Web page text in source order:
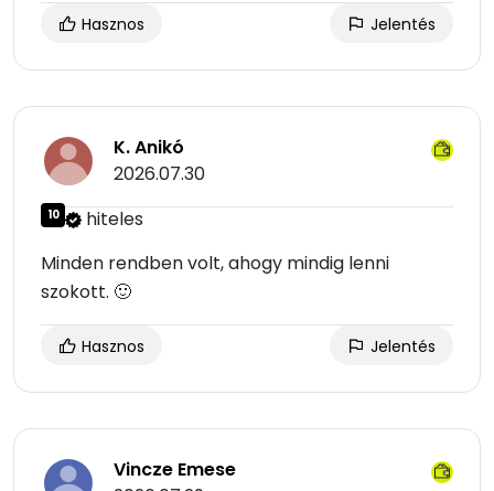
Hasznos Jelentés
K. Anikó
2026.07.30
10
hiteles
Minden rendben volt, ahogy mindig lenni
szokott. 🙂
Hasznos Jelentés
Vincze Emese